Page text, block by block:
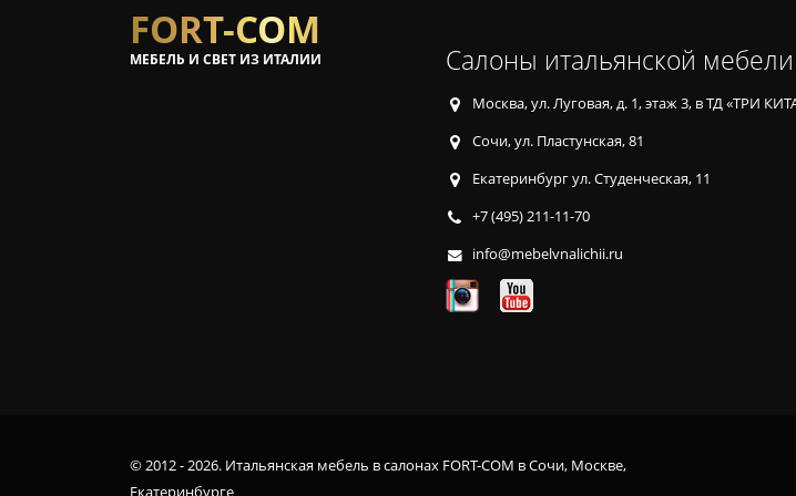
FORT-COM
МЕБЕЛЬ И СВЕТ ИЗ ИТАЛИИ Салоны итальянской мебели
Москва, ул. Луговая, д. 1, этаж 3, в ТД «ТРИ
Сочи, ул. Пластунская, 81
Екатеринбург ул. Студенческая, 11
+7 (495) 211-11-70
info@mebelvnalichii.ru
© 2012 - 2026. Итальянская мебель в салонах FORT-COM в Сочи, Москве,
Екатеринбурге